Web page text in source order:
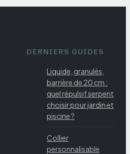
DERNIERS GUIDES
Liquide, granulés,
barrière de 20 cm :
quel répulsif serpent
choisir pour jardin et
piscine ?
Collier
personnalisable